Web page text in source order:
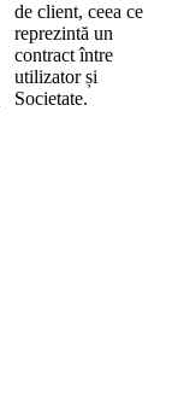
de client, ceea ce
reprezintă un
contract între
utilizator și
Societate.